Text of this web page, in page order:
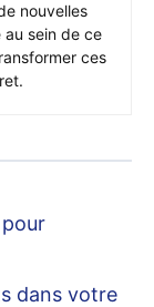
nouvelles
au sein de ce
ces
dans votre